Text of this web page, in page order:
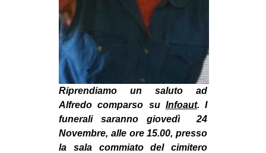
MILANO
SPORT POPOLARE
MOVIMENTI
AMBIENTE
ANTIFASCISMO
Riprendiamo un saluto ad
Alfredo comparso su Infoaut. I
funerali saranno giovedì 24
Novembre, alle ore 15.00, presso
la sala commiato del cimitero